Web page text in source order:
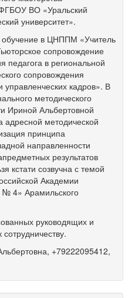
ФГБОУ ВО «Уральский
университет».
в ЦНППМ «Учитель
сопровождение
педагога в региональной
сопровождения
управленческих кадров». В
методического
Ириной Альбертовной
методической
принципа
направленности
результатов
кстати созвучна с темой
Академии
№ 4» Арамильского
руководящих и
сотрудничеству.
+79222095412,